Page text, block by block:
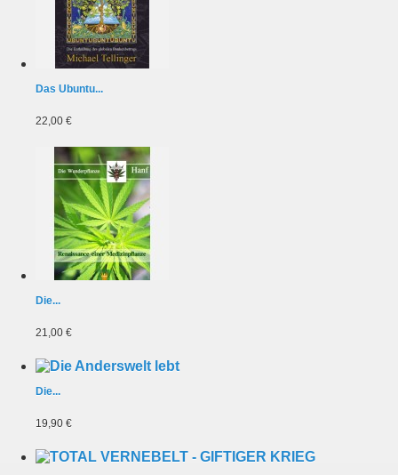
Das Ubuntu...
22,00 €
Die...
21,00 €
Die...
19,90 €